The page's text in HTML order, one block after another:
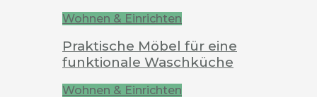
Wohnen & Einrichten
Praktische Möbel für eine
funktionale Waschküche
Wohnen & Einrichten